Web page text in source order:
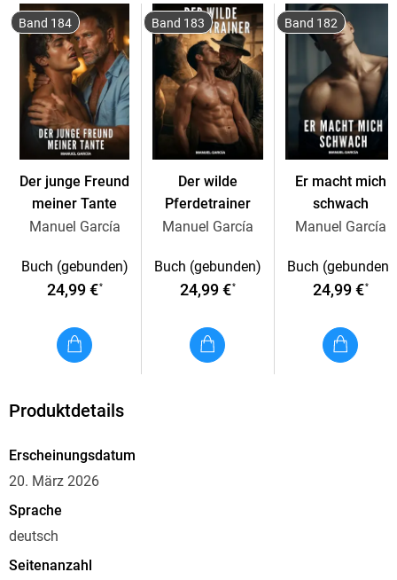
flüstert eine Stimme: "Du bist wunderschön. . . komm näher."
Was folgt, ist weniger ein Ereignis als ein Spiel aus
Vertrauen, Spannung und stiller Hingabe. Und irgendwo
zwischen den Mauern dieser Villa beginnt ein Geheimnis zu
wachsen, das keiner von ihnen ganz vergessen wird.
Band 184
Der junge Freund
meiner Tante
Manuel García
Buch (gebunden)
24,99 €*
Band 183
Der wilde
Pferdetrainer
Manuel García
Buch (gebunden)
24,99 €*
Band 182
Er macht mich
schwach
Manuel García
Buch (gebunden)
24,99 €*
Produktdetails
Erscheinungsdatum
20. März 2026
Sprache
deutsch
Seitenanzahl